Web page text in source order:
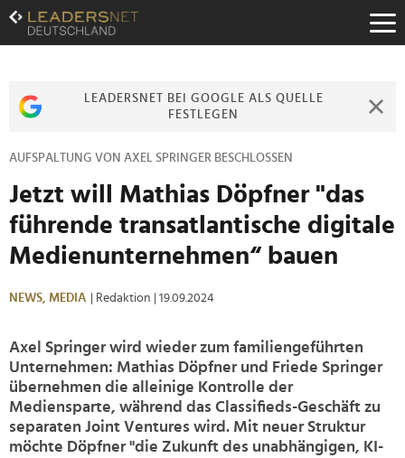
Zum
Inhalt
Zur
Zur
LEADERSNET BEI GOOGLE ALS QUELLE
FESTLEGEN
AUFSPALTUNG VON AXEL SPRINGER BESCHLOSSEN
Jetzt will Mathias Döpfner "das
führende transatlantische digitale
Medienunternehmen“ bauen
NEWS, MEDIA | Redaktion | 19.09.2024
Axel Springer wird wieder zum familiengeführten
Unternehmen: Mathias Döpfner und Friede Springer
übernehmen die alleinige Kontrolle der
Mediensparte, während das Classifieds-Geschäft zu
separaten Joint Ventures wird. Mit neuer Struktur
möchte Döpfner "die Zukunft des unabhängigen, KI-